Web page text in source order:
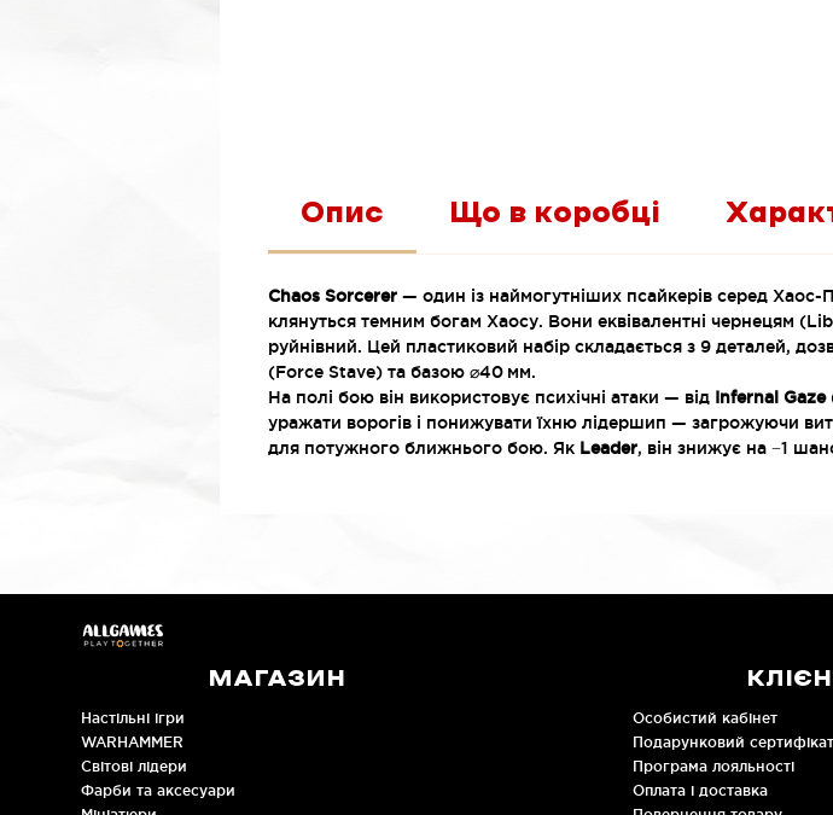
Опис Що в коробці
Chaos Sorcerer — один із наймогутніших псайкерів серед
клянуться темним богам Хаосу. Вони еквівалентні чернецям
руйнівний. Цей пластиковий набір складається з 9 деталей,
(Force Stave) та базою ⌀40 мм.
На полі бою він використовує психічні атаки — від Infernal Gaze
уражати ворогів і понижувати їхню лідершип — загрожуючи
для потужного ближнього бою. Як Leader, він знижує на −1
МАГАЗИН
Настільні ігри
WARHAMMER
Cвітові лідери
Фарби та аксесуари
Особистий кабінет
Подарунковий сертифікат
Програма лояльності
Оплата і доставка